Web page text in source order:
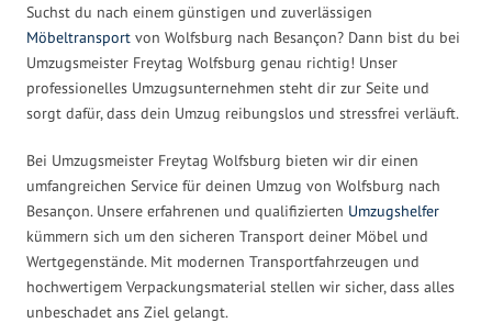
Suchst du nach einem günstigen und zuverlässigen
Möbeltransport von Wolfsburg nach Besançon? Dann bist du bei
Umzugsmeister Freytag Wolfsburg genau richtig! Unser
professionelles Umzugsunternehmen steht dir zur Seite und
sorgt dafür, dass dein Umzug reibungslos und stressfrei verläuft.
Bei Umzugsmeister Freytag Wolfsburg bieten wir dir einen
umfangreichen Service für deinen Umzug von Wolfsburg nach
Besançon. Unsere erfahrenen und qualifizierten Umzugshelfer
kümmern sich um den sicheren Transport deiner Möbel und
Wertgegenstände. Mit modernen Transportfahrzeugen und
hochwertigem Verpackungsmaterial stellen wir sicher, dass alles
unbeschadet ans Ziel gelangt.